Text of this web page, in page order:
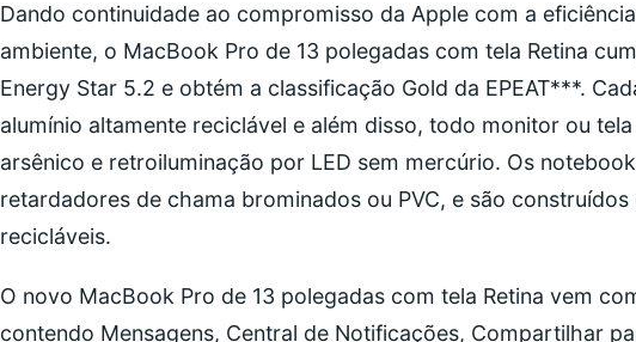
Dando continuidade ao compromisso da Apple com a
ambiente, o MacBook Pro de 13 polegadas com tela Retina
Energy Star 5.2 e obtém a classificação Gold da EPEAT***.
alumínio altamente reciclável e além disso, todo monitor ou
arsênico e retroiluminação por LED sem mercúrio. Os
retardadores de chama brominados ou PVC, e são
recicláveis.
O novo MacBook Pro de 13 polegadas com tela Retina vem
contendo Mensagens, Central de Notificações, Compartilhar